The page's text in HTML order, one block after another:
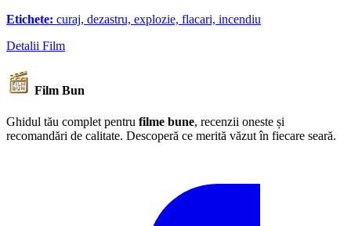
Etichete: curaj, dezastru, explozie, flacari, incendiu
Detalii Film
Film Bun
Ghidul tău complet pentru filme bune, recenzii oneste și
recomandări de calitate. Descoperă ce merită văzut în fiecare seară.